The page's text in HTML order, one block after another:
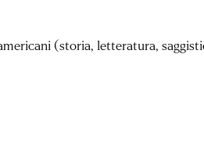
(storia, letteratura,